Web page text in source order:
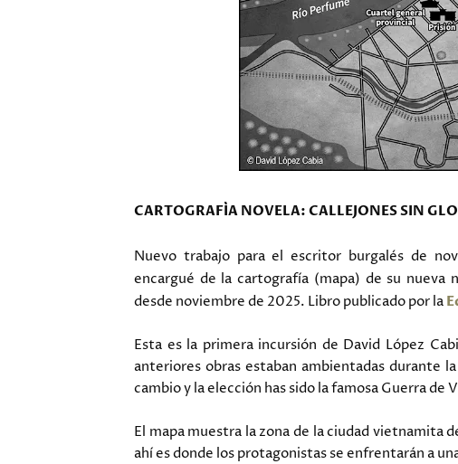
CARTOGRAFÍA NOVELA: CALLEJONES SIN
Nuevo trabajo para el escritor burgalés de
encargué de la cartografía (mapa) de su nueva
desde noviembre de 2025. Libro publicado por la
Esta es la primera incursión de David López
anteriores obras estaban ambientadas durante
cambio y la elección has sido la famosa Guerra de
El mapa muestra la zona de la ciudad vietnamita
ahí es donde los protagonistas se enfrentarán a